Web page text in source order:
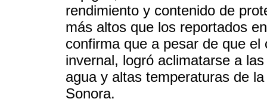
rendimiento y contenido de
más altos que los reportados
confirma que a pesar de que
invernal, logró aclimatarse a
agua y altas temperaturas de
Sonora.